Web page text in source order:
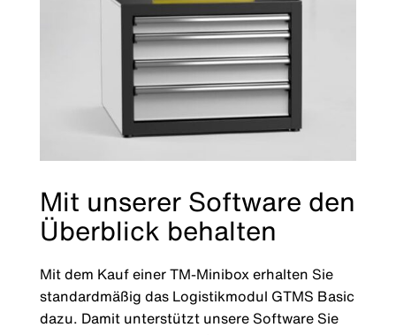
Mit unserer Software den
Überblick behalten
Mit dem Kauf einer TM-Minibox erhalten Sie
standardmäßig das Logistikmodul GTMS Basic
dazu. Damit unterstützt unsere Software Sie